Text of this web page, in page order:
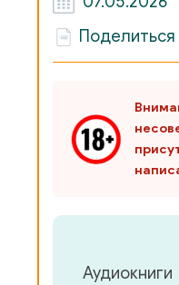
Поделиться